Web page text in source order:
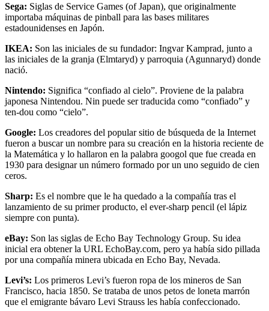
Sega: Siglas de Service Games (of Japan), que originalmente
importaba máquinas de pinball para las bases militares
estadounidenses en Japón.
IKEA: Son las iniciales de su fundador: Ingvar Kamprad, junto a
las iniciales de la granja (Elmtaryd) y parroquia (Agunnaryd) donde
nació.
Nintendo: Significa “confiado al cielo”. Proviene de la palabra
japonesa Nintendou. Nin puede ser traducida como “confiado” y
ten-dou como “cielo”.
Google: Los creadores del popular sitio de búsqueda de la Internet
fueron a buscar un nombre para su creación en la historia reciente de
la Matemática y lo hallaron en la palabra googol que fue creada en
1930 para designar un número formado por un uno seguido de cien
ceros.
Sharp: Es el nombre que le ha quedado a la compañía tras el
lanzamiento de su primer producto, el ever-sharp pencil (el lápiz
siempre con punta).
eBay: Son las siglas de Echo Bay Technology Group. Su idea
inicial era obtener la URL EchoBay.com, pero ya había sido pillada
por una compañía minera ubicada en Echo Bay, Nevada.
Levi’s: Los primeros Levi’s fueron ropa de los mineros de San
Francisco, hacia 1850. Se trataba de unos petos de loneta marrón
que el emigrante bávaro Levi Strauss les había confeccionado.